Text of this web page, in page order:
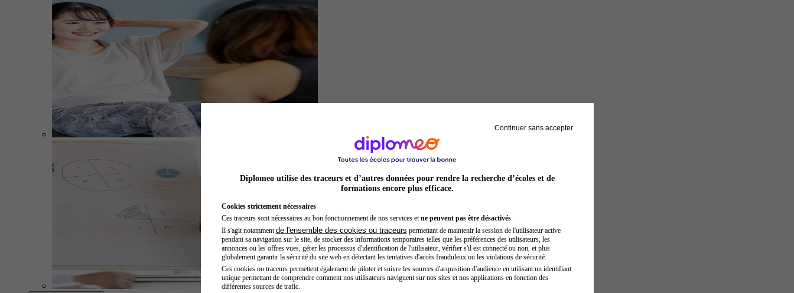
Préparateur physique
Continuer sans accepter
Diplomeo utilise des traceurs et d’autres données pour rendre la recherche d’écoles et de
formations encore plus efficace.
Cookies strictement nécessaires
Ces traceurs sont nécessaires au bon fonctionnement de nos services et ne peuvent pas être désactivés.
Il s'agit notamment de l'ensemble des cookies ou traceurs permettant de maintenir la session de l'utilisateur active
pendant sa navigation sur le site, de stocker des informations temporaires telles que les préférences des utilisateurs, les
annonces ou les offres vues, gérer les processus d'identification de l'utilisateur, vérifier s'il est connecté ou non, et plus
globalement garantir la sécurité du site web en détectant les tentatives d'accès frauduleux ou les violations de sécurité.
Ces cookies ou traceurs permettent également de piloter et suivre les sources d'acquisition d'audience en utilisant un identifiant
unique permettant de comprendre comment nos utilisateurs naviguent sur nos sites et nos applications en fonction des
différentes sources de trafic.